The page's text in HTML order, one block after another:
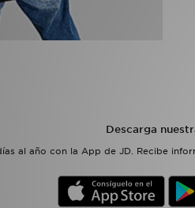
Descarga
al año con la App de JD. Recibe